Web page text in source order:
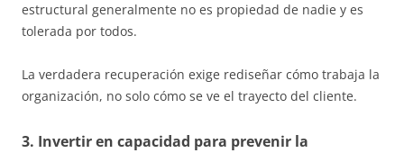
estructural generalmente no es propiedad de nadie y es
tolerada por todos.
La verdadera recuperación exige rediseñar cómo trabaja la
organización, no solo cómo se ve el trayecto del cliente.
3. Invertir en capacidad para prevenir la